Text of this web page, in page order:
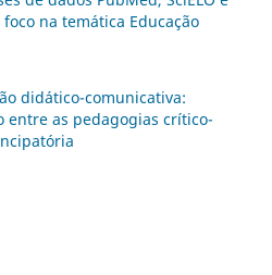
na temática Educação
didático-comunicativa:
entre as pedagogias crítico-